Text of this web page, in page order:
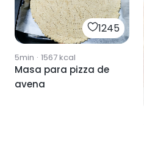
1245
5min · 1567kcal
Masa para pizza de
avena